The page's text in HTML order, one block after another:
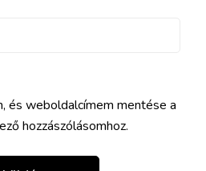
és weboldalcímem mentése a
hozzászólásomhoz.